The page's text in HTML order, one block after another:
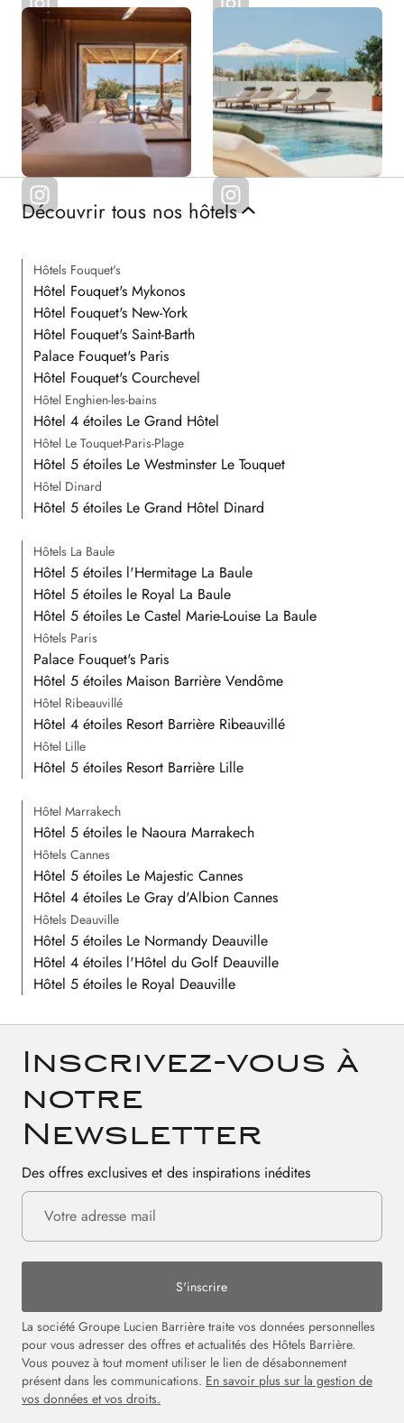
Découvrir tous nos hôtels
Hôtels Fouquet's
Hôtel Fouquet's Mykonos
Hôtel Fouquet's New-York
Hôtel Fouquet's Saint-Barth
Palace Fouquet's Paris
Hôtel Fouquet's Courchevel
Hôtel Enghien-les-bains
Hôtel 4 étoiles Le Grand Hôtel
Hôtel Le Touquet-Paris-Plage
Hôtel 5 étoiles Le Westminster Le Touquet
Hôtel Dinard
Hôtel 5 étoiles Le Grand Hôtel Dinard
Hôtels La Baule
Hôtel 5 étoiles l'Hermitage La Baule
Hôtel 5 étoiles le Royal La Baule
Hôtel 5 étoiles Le Castel Marie-Louise La Baule
Hôtels Paris
Palace Fouquet's Paris
Hôtel 5 étoiles Maison Barrière Vendôme
Hôtel Ribeauvillé
Hôtel 4 étoiles Resort Barrière Ribeauvillé
Hôtel Lille
Hôtel 5 étoiles Resort Barrière Lille
Hôtel Marrakech
Hôtel 5 étoiles le Naoura Marrakech
Hôtels Cannes
Hôtel 5 étoiles Le Majestic Cannes
Hôtel 4 étoiles Le Gray d'Albion Cannes
Hôtels Deauville
Hôtel 5 étoiles Le Normandy Deauville
Hôtel 4 étoiles l'Hôtel du Golf Deauville
Hôtel 5 étoiles le Royal Deauville
Inscrivez-vous à
notre
Newsletter
Des offres exclusives et des inspirations inédites
S'inscrire
La société Groupe Lucien Barrière traite vos données personnelles
pour vous adresser des offres et actualités des Hôtels Barrière.
Vous pouvez à tout moment utiliser le lien de désabonnement
présent dans les communications. En savoir plus sur la gestion de
vos données et vos droits.